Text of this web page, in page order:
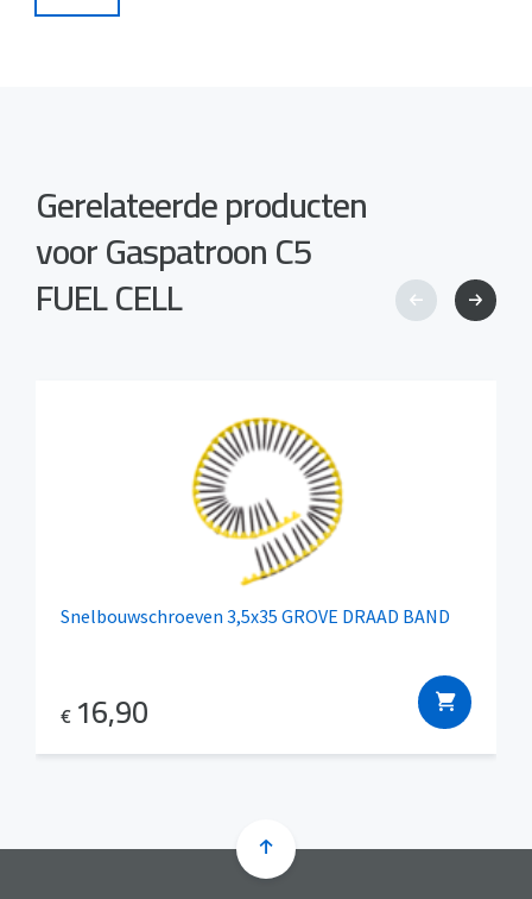
Gerelateerde producten
voor Gaspatroon C5
FUEL CELL
Snelbouwschroeven 3,5x35 GROVE DRAAD BAND
€ 16,90